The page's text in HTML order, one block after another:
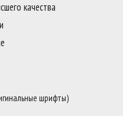
качества
шрифты)